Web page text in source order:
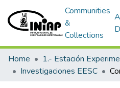
Communities
&
Collections
Home
Investigaciones EESC